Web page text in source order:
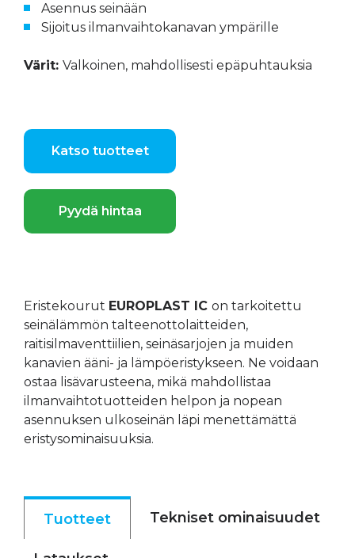
Asennus seinään
Sijoitus ilmanvaihtokanavan ympärille
Värit: Valkoinen, mahdollisesti epäpuhtauksia
Katso tuotteet
Pyydä hintaa
Eristekourut EUROPLAST IC on tarkoitettu
seinälämmön talteenottolaitteiden,
raitisilmaventtiilien, seinäsarjojen ja muiden
kanavien ääni- ja lämpöeristykseen. Ne voidaan
ostaa lisävarusteena, mikä mahdollistaa
ilmanvaihtotuotteiden helpon ja nopean
asennuksen ulkoseinän läpi menettämättä
eristysominaisuuksia.
Tuotteet Tekniset ominaisuudet